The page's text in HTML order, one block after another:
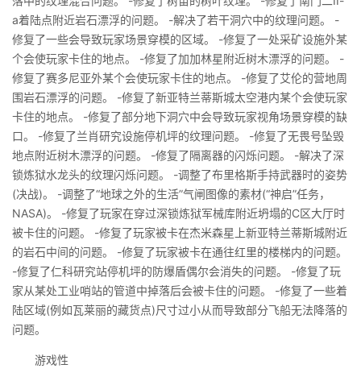
a着陆点附近岩石漂浮的问题。 -解决了若干洞穴中的纹理问题。 -
修复了一些会导致玩家场景穿模的区域。 -修复了一处采矿设施外某
个会使玩家卡住的地点。 -修复了加加林星附近树木漂浮的问题。 -
修复了赛多尼亚外某个会使玩家卡住的地点。 -修复了艾伦的营地周
围岩石漂浮的问题。 -修复了新亚特兰蒂斯城太空港内某个会使玩家
卡住的地点。 -修复了部分地下洞穴中会导致玩家视角场景穿模的缺
口。 -修复了兰肖研究设施停机坪的纹理问题。 -修复了无畏号坠毁
地点附近树木漂浮的问题。 -修复了隔离器的闪烁问题。 -解决了深
锁炼狱水龙头的纹理闪烁问题。 -调整了布里格斯手持武器时的姿势
(决战)。 -调整了“地球之外的生活”气闸图像的素材(“神启”任务，
NASA)。 -修复了玩家在穿过深锁炼狱军械库附近坍塌的C区大厅时
被卡住的问题。 -修复了玩家被卡在杰米森星上新亚特兰蒂斯城附近
的岩石中间的问题。 -修复了玩家被卡在通往红里的楼梯内的问题。
-修复了仁科研究站停机坪的防爆盾偶尔会消失的问题。 -修复了玩
家从某处工业哨站的管道中掉落后会被卡住的问题。 -修复了一些着
陆区域(例如瓦莱丽的藏货点)尺寸过小从而导致部分飞船无法降落的
问题。
游戏性